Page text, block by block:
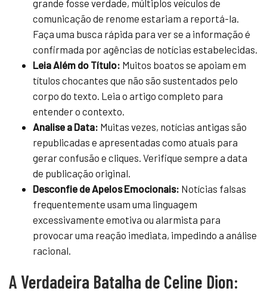
grande fosse verdade, múltiplos veículos de
comunicação de renome estariam a reportá-la.
Faça uma busca rápida para ver se a informação é
confirmada por agências de notícias estabelecidas.
Leia Além do Título: Muitos boatos se apoiam em
títulos chocantes que não são sustentados pelo
corpo do texto. Leia o artigo completo para
entender o contexto.
Analise a Data: Muitas vezes, notícias antigas são
republicadas e apresentadas como atuais para
gerar confusão e cliques. Verifique sempre a data
de publicação original.
Desconfie de Apelos Emocionais: Notícias falsas
frequentemente usam uma linguagem
excessivamente emotiva ou alarmista para
provocar uma reação imediata, impedindo a análise
racional.
A Verdadeira Batalha de Celine Dion: